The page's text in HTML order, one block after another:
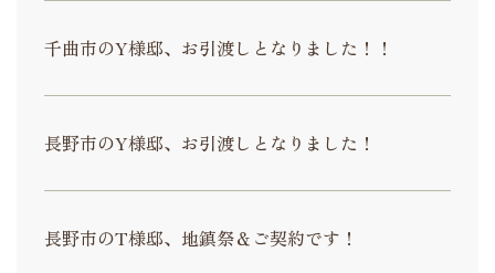
千曲市のY様邸、お引渡しとなりました！！
長野市のY様邸、お引渡しとなりました！
長野市のT様邸、地鎮祭＆ご契約です！